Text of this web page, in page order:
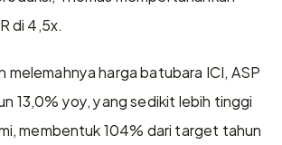
di 4,5x.
melemahnya harga batubara ICI, ASP
13,0% yoy, yang sedikit lebih tinggi
membentuk 104% dari target tahun